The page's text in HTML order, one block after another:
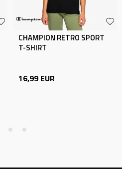
CHAMPION RETRO SPORT
T-SHIRT
16,99 EUR